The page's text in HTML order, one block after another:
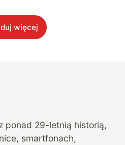
więcej
ponad 29-letnią historią,
smartfonach,